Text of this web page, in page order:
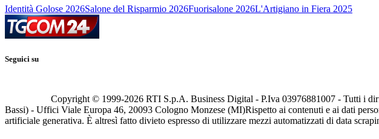
Identità Golose 2026Salone del Risparmio 2026Fuorisalone 2026L'Artigiano in Fiera 2025
Seguici su
Copyright © 1999-2026 RTI S.p.A. Business Digital - P.Iva 03976881007 - Tutti i
Bassi) - Uffici Viale Europa 46, 20093 Cologno Monzese (MI)Rispetto ai contenuti e ai dati
artificiale generativa. È altresì fatto divieto espresso di utilizzare mezzi automatizzati di data